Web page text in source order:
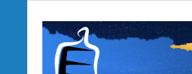
Podcasts zu Ihrem Vergnügen